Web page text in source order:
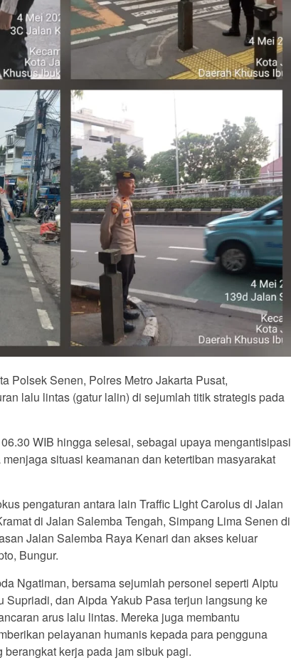
Polsek Senen, Polres Metro Jakarta Pusat,
lalu lintas (gatur lalin) di sejumlah titik strategis pada
WIB hingga selesai, sebagai upaya mengantisipasi
situasi keamanan dan ketertiban masyarakat
pengaturan antara lain Traffic Light Carolus di Jalan
di Jalan Salemba Tengah, Simpang Lima Senen di
Jalan Salemba Raya Kenari dan akses keluar
Bungur.
Ngatiman, bersama sejumlah personel seperti Aiptu
Supriadi, dan Aipda Yakub Pasa terjun langsung ke
arus lalu lintas. Mereka juga membantu
pelayanan humanis kepada para pengguna
kerja pada jam sibuk pagi.